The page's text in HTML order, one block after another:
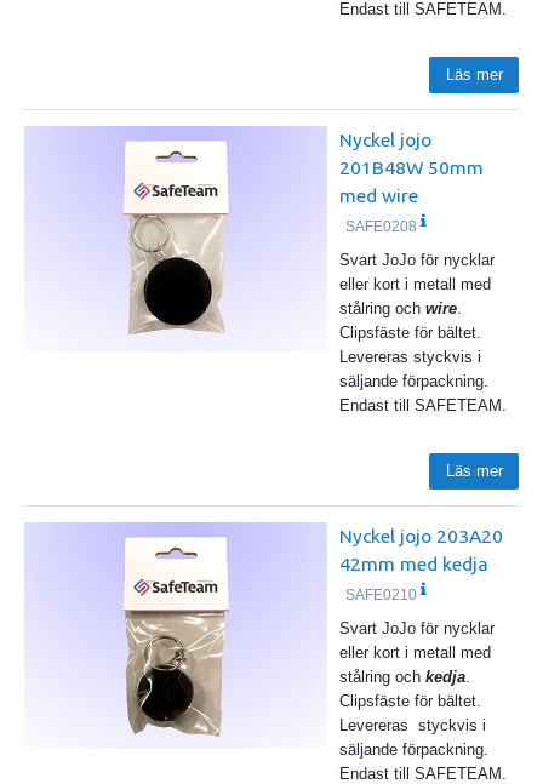
Endast till SAFETEAM.
Läs mer
Nyckel jojo
201B48W 50mm
med wire
SAFE0208
Svart JoJo för nycklar
eller kort i metall med
stålring och wire.
Clipsfäste för bältet.
Levereras styckvis i
säljande förpackning.
Endast till SAFETEAM.
Läs mer
Nyckel jojo 203A20
42mm med kedja
SAFE0210
Svart JoJo för nycklar
eller kort i metall med
stålring och kedja.
Clipsfäste för bältet.
Levereras styckvis i
säljande förpackning.
Endast till SAFETEAM.